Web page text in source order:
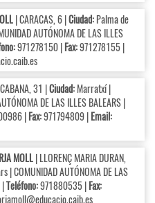
| CARACAS, 6 |Ciudad:Palma de
AUTÓNOMA DE LAS ILLES
971278150 |Fax:971278155 |
31 |Ciudad:Marratxí |
DE LAS ILLES BALEARS |
|Fax:971794809 |Email:
MOLL| LLORENÇ MARIA DURAN,
| COMUNIDAD AUTÓNOMA DE LAS
|Teléfono:971880535 |Fax: